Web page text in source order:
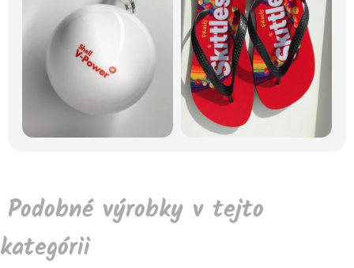
Podobné výrobky v tejto
kategórii